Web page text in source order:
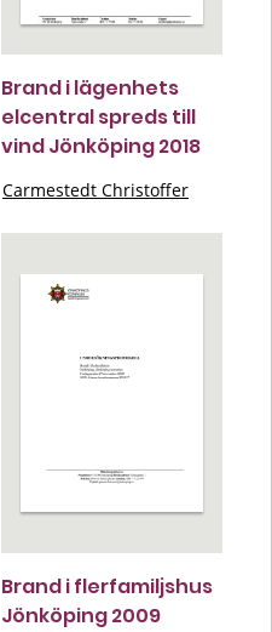
Brand i lägenhets
elcentral spreds till
vind Jönköping 2018
Carmestedt Christoffer
Brand i flerfamiljshus
Jönköping 2009